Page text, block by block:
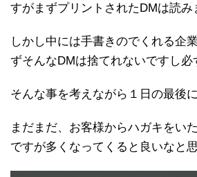
すがまずプリントされたDMは読み
しかし中には手書きのでくれる企
ずそんなDMは捨てれないですし必
そんな事を考えながら１日の最後
まだまだ、お客様からハガキをい
ですが多くなってくると良いなと思